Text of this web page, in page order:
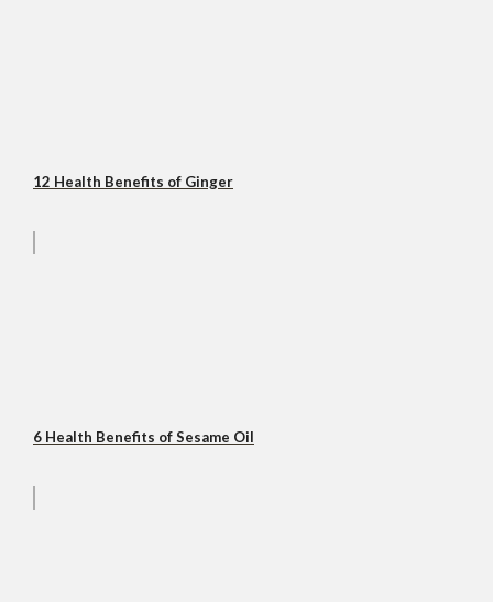
12 Health Benefits of Ginger
6 Health Benefits of Sesame Oil